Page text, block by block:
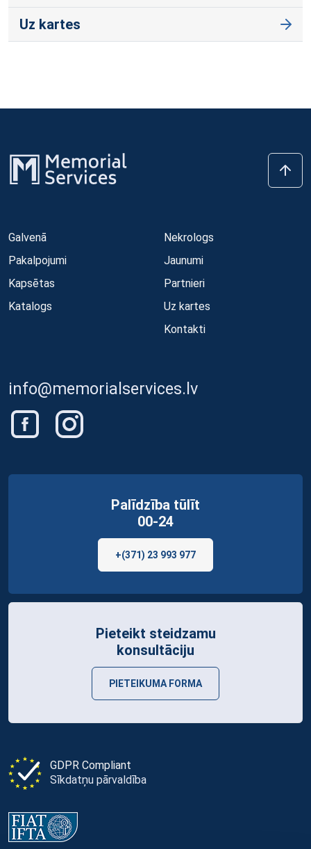
Uz kartes
Galvenā
Pakalpojumi
Kapsētas
Katalogs
Nekrologs
Jaunumi
Partnieri
Uz kartes
Kontakti
info@memorialservices.lv
GDPR Compliant
Sīkdatņu pārvaldība
Palīdzība tūlīt
00-24
+(371) 23 993 977
Pieteikt steidzamu
konsultāciju
PIETEIKUMA FORMA